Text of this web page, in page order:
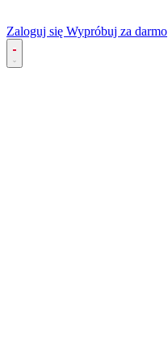
Zaloguj się Wypróbuj za darmo